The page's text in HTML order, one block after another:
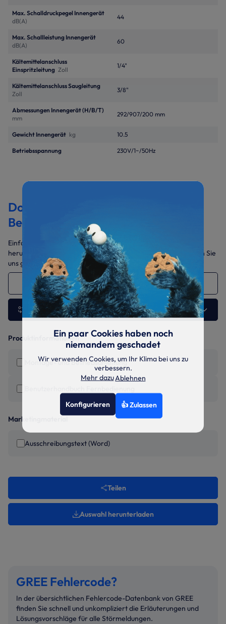
Max. Schalldruckpegel Innengerät
dB(A)
44
Max. Schallleistung Innengerät
dB(A)
60
Kältemittelanschluss
Einspritzleitung Zoll
1/4"
Kältemittelanschluss Saugleitung
Zoll
3/8"
Abmessungen Innengerät (H/B/T)
mm
292/907/200 mm
Gewicht Innengerät kg 10.5
Betriebsspannung 230V/1~/50Hz
Dokumentation &
Bedienungsanleitungen
Einfach die benötigten Dokumente auswählen und gesammelt
herunterladen. Sollten Sie weitere Daten benötigen, sprechen Sie
uns gerne jederzeit an.
GWH-12-AVCXD-I 3.5 kW
Andere Ausführung wählen
Produktinformationen
Montage- und Betriebsanleitung
Marketingmaterial
Ausschreibungstext (Word)
Teilen
Auswahl herunterladen
GREE Fehlercode?
In der übersichtlichen Fehlercode-Datenbank von GREE
finden Sie schnell und unkompliziert die Erläuterungen und
Lösungsvorschläge für alle Störmeldungen.
Ein paar Cookies haben noch
niemandem geschadet
Wir verwenden Cookies, um Ihr Klima bei uns zu
verbessern.
Mehr dazuAblehnen
Konfigurieren 👍 Zulassen